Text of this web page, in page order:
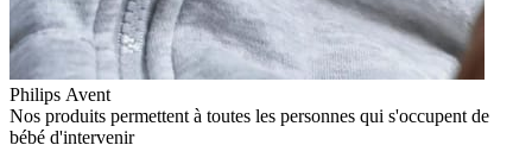
Philips Avent
Nos produits permettent à toutes les personnes qui s'occupent de
bébé d'intervenir